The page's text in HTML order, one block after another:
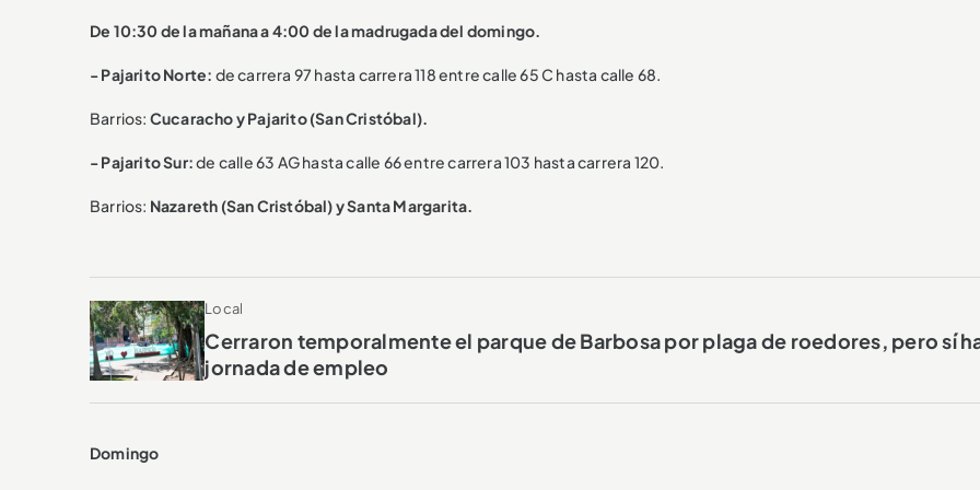
De 10:30 de la mañana a 4:00 de la madrugada del domingo.
- Pajarito Norte: de carrera 97 hasta carrera 118 entre calle 65 C hasta calle 68.
Barrios: Cucaracho y Pajarito (San Cristóbal).
- Pajarito Sur:de calle 63 AG hasta calle 66 entre carrera 103 hasta carrera 120.
Barrios: Nazareth (San Cristóbal) y Santa Margarita.
Local
Cerraron temporalmente el parque de Barbosa por plaga de roedores, pero sí
jornada de empleo
Domingo